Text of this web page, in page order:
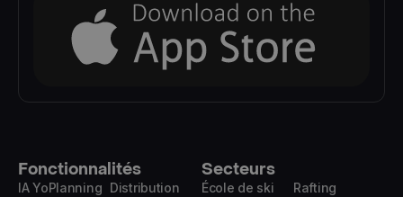
Fonctionnalités
IA YoPlanning Distribution
Secteurs
Rafting
École de ski